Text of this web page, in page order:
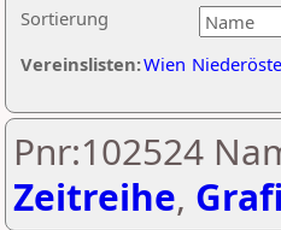
Sortierung
Vereinslisten:Wien
Pnr:102524
Zeitreihe,